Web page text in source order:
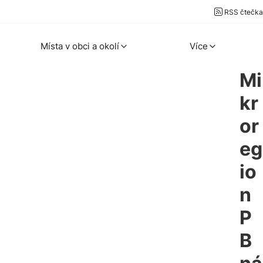
RSS čtečka
Místa v obci a okolí Více
Mi
kr
or
eg
io
n
P
B